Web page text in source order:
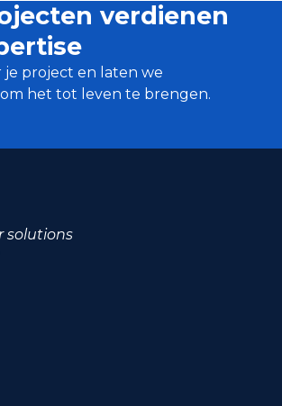
verdienen
je project en laten we
het tot leven te brengen.
solutions